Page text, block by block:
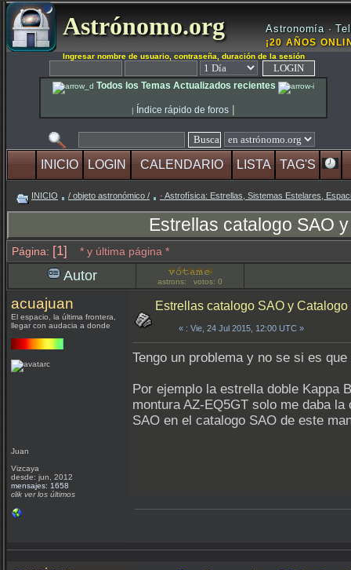
Astrónomo.org Astronomía ·
¡20 AÑOS
Ingresar nombre de usuario, contraseña, duración de la sesión
Todos los Temas Actualizados recientes
| Índice rápido de foros |
INICIO LOGIN CALENDARIO LISTA TAG'S
INICIO / objeto astronómico / · Astrofísica: Estrellas, Sistemas Estelares,
Estrellas catalogo SAO
Página: [1] * y última página *
Autor astrons: votos: 0
acuajuan
El espacio, la última frontera,
llegar con audacia a donde
Juan
Vizcaya
desde: jun, 2012
mensajes: 1658
clik ver los últimos
Estrellas catalogo SAO y
« : Vie, 24 Jul 2015, 12:00 UTC »
Tengo un problema y no se si es
Por ejemplo la estrella doble Kappa
montura AZ-EQ5GT solo me daba
SAO en el catalogo SAO de este